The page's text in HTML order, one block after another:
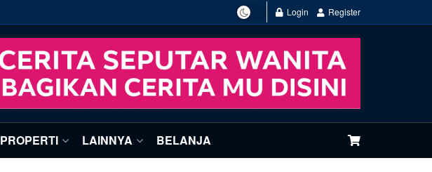
Login Register
PROPERTI LAINNYA BELANJA